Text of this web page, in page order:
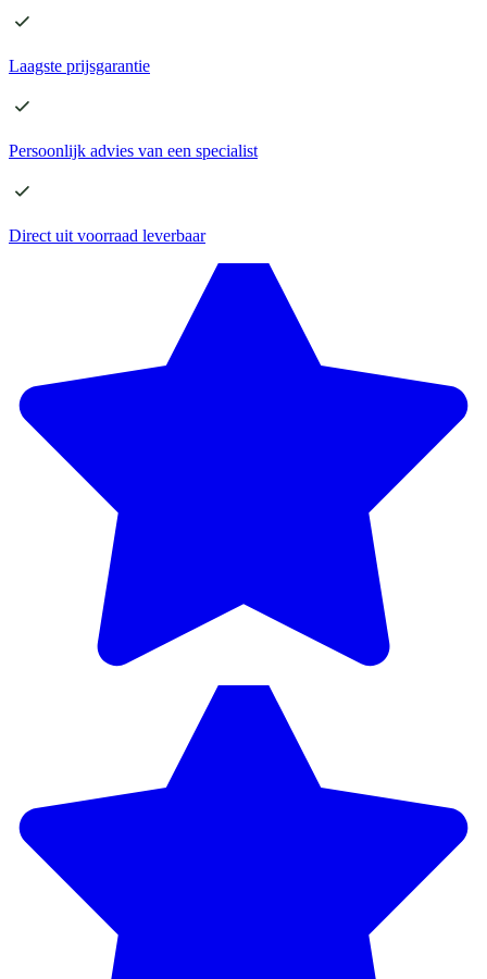
Laagste prijsgarantie
Persoonlijk advies van een specialist
Direct uit voorraad leverbaar